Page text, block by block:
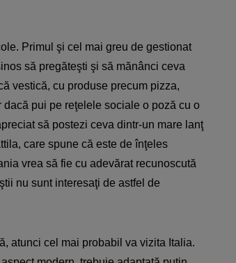
Primul şi cel mai greu de gestionat
să pregăteşti şi să mănânci ceva
vestică, cu produse precum pizza,
pui pe reţelele sociale o poză cu o
să postezi ceva dintr-un mare lanţ
care spune că este de înţeles
vrea să fie cu adevărat recunoscută
nu sunt interesaţi de astfel de
atunci cel mai probabil va vizita Italia.